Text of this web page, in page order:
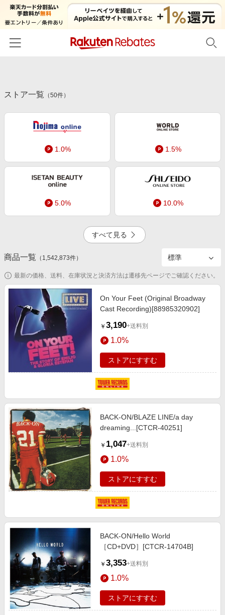
カテゴリー一覧
百貨店・総合ECモール
ファッション・インナー・小物
食品・スイーツ・お酒
日用品・キッチン用品
コスメ・健康・医薬品
キッズ・ベビー用品
家電・PC・スマホ・カメラ
ペット・花・DIY・車
旅行・レジャー・ホテル予約
生活・お役立ち
金融・マネー・保険
デジタルコンテンツ
ビジネス・その他サービス
初回購入者限定特典
新着ストアのご紹介
電子書籍特集
旅行特集
わくわく夏特集
とことん買い物チャレンジ
Apple公式サイト×楽天カード分割払い
Qoo10メガポ
Samsung ボーナスキャンペーン
週末の高還元 夏の長期版
友達紹介
楽天IDでログイン/会員登録
ストア一覧 （50件）
1.0% 1.5%
5.0% 10.0%
1.0% 5.0%
掲載終了 掲載終了
4.5%
すべて見る
商品一覧 （ 1,542,873件）
最新の価格、送料、在庫状況と決済方法は遷移先ページでご確認ください。
On Your Feet (Original Broadway
Cast Recording)[88985320902]
￥ 3,190+送料別
1.0%
ストアにすすむ
BACK-ON/BLAZE LINE/a day
dreaming...[CTCR-40251]
￥ 1,047+送料別
1.0%
ストアにすすむ
BACK-ON/Hello World
［CD+DVD］[CTCR-14704B]
￥ 3,353+送料別
1.0%
ストアにすすむ